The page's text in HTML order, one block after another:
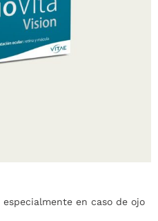
en caso de ojo